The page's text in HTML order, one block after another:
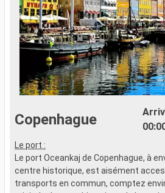
Copenhague
Le port :
Le port Oceankaj de Copenhague, à
centre historique, est aisément
transports en commun, comptez